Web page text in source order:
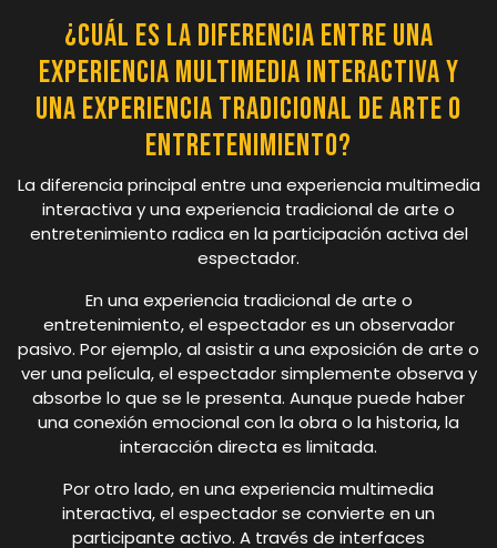
¿Cuál es la diferencia entre una
experiencia multimedia interactiva y
una experiencia tradicional de arte o
entretenimiento?
La diferencia principal entre una experiencia multimedia
interactiva y una experiencia tradicional de arte o
entretenimiento radica en la participación activa del
espectador.
En una experiencia tradicional de arte o
entretenimiento, el espectador es un observador
pasivo. Por ejemplo, al asistir a una exposición de arte o
ver una película, el espectador simplemente observa y
absorbe lo que se le presenta. Aunque puede haber
una conexión emocional con la obra o la historia, la
interacción directa es limitada.
Por otro lado, en una experiencia multimedia
interactiva, el espectador se convierte en un
participante activo. A través de interfaces